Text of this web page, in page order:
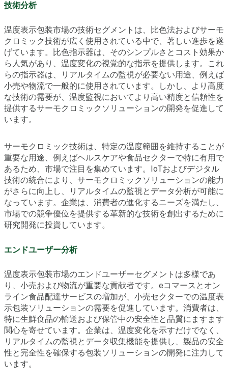
技術分析
温度表示包装市場の技術セグメントは、比色法およびサーモ
クロミック技術が広く使用されている中で、著しい進歩を遂
げています。比色指示器は、そのシンプルさとコスト効果か
ら人気があり、温度変化の視覚的な指示を提供します。これ
らの指示器は、リアルタイムの監視が必要ない用途、例えば
小売や物流で一般的に使用されています。しかし、より高度
な技術の需要が、温度監視においてより高い精度と信頼性を
提供するサーモクロミックソリューションの開発を促進して
います。
サーモクロミック技術は、特定の温度範囲を維持することが
重要な用途、例えばヘルスケアや食品セクターで特に有用で
あるため、市場で注目を集めています。IoTおよびデジタル
技術の統合により、サーモクロミックソリューションの能力
がさらに向上し、リアルタイムの監視とデータ分析が可能に
なっています。企業は、消費者の進化するニーズを満たし、
市場での競争優位を提供する革新的な技術を創出するために
研究開発に投資しています。
エンドユーザー分析
温度表示包装市場のエンドユーザーセグメントは多様であ
り、小売および物流が重要な貢献者です。eコマースとオン
ライン食品配達サービスの増加が、小売セクターでの温度表
示包装ソリューションの需要を促進しています。消費者は、
特に生鮮食品の輸送および保管中の安全性と品質にますます
関心を寄せています。企業は、温度変化を示すだけでなく、
リアルタイムの監視とデータ収集機能を提供し、製品の安全
性と完全性を確保する包装ソリューションの開発に注力して
います。